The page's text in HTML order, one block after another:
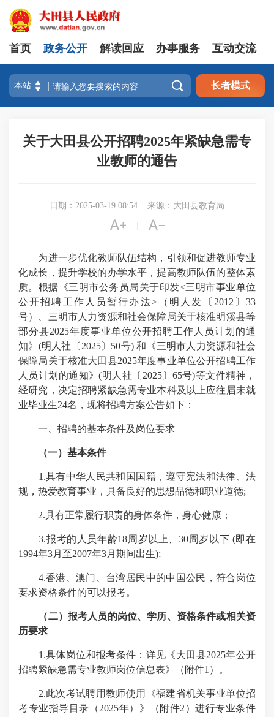
首页 政务公开 解读回应 办事服务 互动交流
 长者模式
关于大田县公开招聘2025年紧缺急需专
业教师的通告
日期：2025-03-19 08:54 来源：大田县教育局
 
为进一步优化教师队伍结构，引领和促进教师专业
化成长，提升学校的办学水平，提高教师队伍的整体素
质。根据《三明市公务员局关于印发<三明市事业单位
公开招聘工作人员暂行办法>（明人发〔 2012 〕33
号）、三明市人力资源和社会保障局关于核准明溪县等
部分县2025年度事业单位公开招聘工作人员计划的通
知》 (明人社〔 2025〕 50号)和《三明市人力资源和社会
保障局关于核准大田县2025年度事业单位公开招聘工作
人员计划的通知》(明人社〔 2025〕 65号)等文件精神，
经研究，决定招聘紧缺急需专业本科及以上应往届未就
业毕业生24名，现将招聘方案公告如下：
一、招聘的基本条件及岗位要求
（一）基本条件
1.具有中华人民共和国国籍，遵守宪法和法律、法
规，热爱教育事业，具备良好的思想品德和职业道德;
2.具有正常履行职责的身体条件，身心健康；
3.报考的人员年龄18周岁以上、 30周岁以下 (即在
1994年3月至2007年3月期间出生);
4.香港、澳门、台湾居民中的中国公民，符合岗位
要求资格条件的可以报考。
（二）报考人员的岗位、学历、资格条件或相关资
历要求
1.具体岗位和报考条件：详见《大田县2025年公开
招聘紧缺急需专业教师岗位信息表》（附件1 ）。
2.此次考试聘用教师使用《福建省机关事业单位招
考专业指导目录（2025年）》（附件2 ）进行专业条件